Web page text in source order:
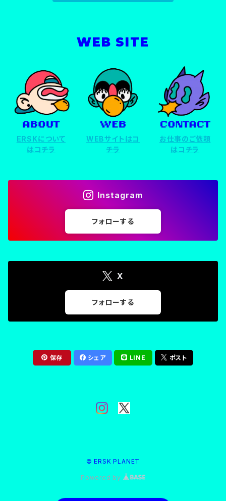
WEB SITE
ERSKについて
はコチラ
WEBサイトはコ
チラ
お仕事のご依頼
はコチラ
Instagram
フォローする
X
フォローする
保存 シェア LINE ポスト
© ERSK PLANET
Powered by